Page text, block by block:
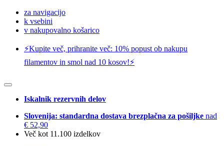
za navigacijo
k vsebini
v nakupovalno košarico
⚡️Kupite več, prihranite več: 10% popust ob nakupu
filamentov in smol nad 10 kosov!⚡️
Iskalnik rezervnih delov
Slovenija: standardna dostava brezplačna za pošiljke nad
€ 52,90
Več kot 11.100 izdelkov